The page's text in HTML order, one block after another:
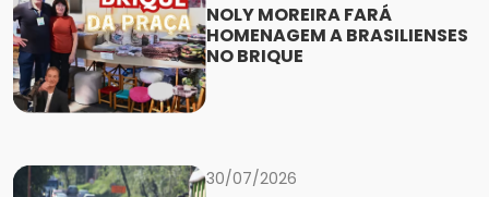
NOLY MOREIRA FARÁ
HOMENAGEM A BRASILIENSES
NO BRIQUE
30/07/2026